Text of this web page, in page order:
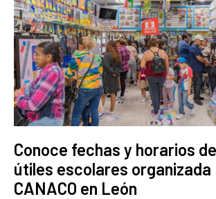
Conoce fechas y horarios
útiles escolares organizada
CANACO en León